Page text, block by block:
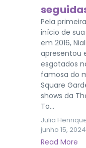
Pela
início de
em 2016,
apresentou
esgotados
famosa do
Square
shows da
To...
Julia
junho 15, 2024
Read More